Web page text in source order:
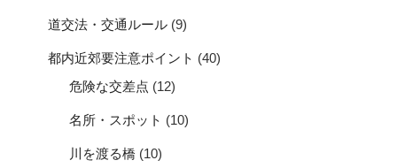
道交法・交通ルール (9)
都内近郊要注意ポイント (40)
危険な交差点 (12)
名所・スポット (10)
川を渡る橋 (10)